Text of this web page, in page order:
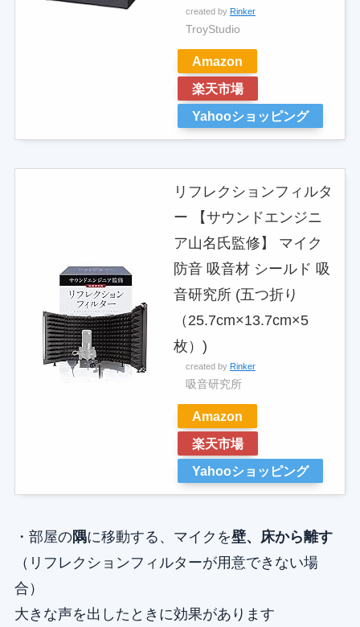
created by Rinker
TroyStudio
Amazon
楽天市場
Yahooショッピング
リフレクションフィルタ
ー 【サウンドエンジニ
ア山名氏監修】 マイク
防音 吸音材 シールド 吸
音研究所 (五つ折り
（25.7cm×13.7cm×5
枚）)
created by Rinker
吸音研究所
Amazon
楽天市場
Yahooショッピング
・部屋の隅に移動する、マイクを壁、床から離す
（リフレクションフィルターが用意できない場
合）
大きな声を出したときに効果があります